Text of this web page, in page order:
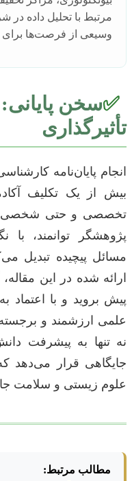
مرتبط با تحلیل داده
وسیعی از فرصت‌ها برای
✅سخن
تأثیرگذاری
انجام پایان‌نامه
بیش از یک تکلیف
تخصصی و حتی شخصی
پژوهشگر توانمند، با
مسائل پیچیده تبدیل
ارائه شده در این
پیش بروید و با اعتماد
علمی ارزشمند و برجسته
نه تنها به پیشرفت
جایگاهی قرار می‌دهد که
علوم زیستی و سلامت
مطالب مرتبط: